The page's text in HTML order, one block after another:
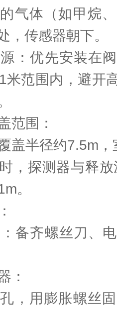
气体（如甲烷
，传感器朝下。
：优先安装在
米范围内，避开
范围‌：
盖半径约7.5m
，探测器与释
。
备齐螺丝刀、
：
，用膨胀螺丝